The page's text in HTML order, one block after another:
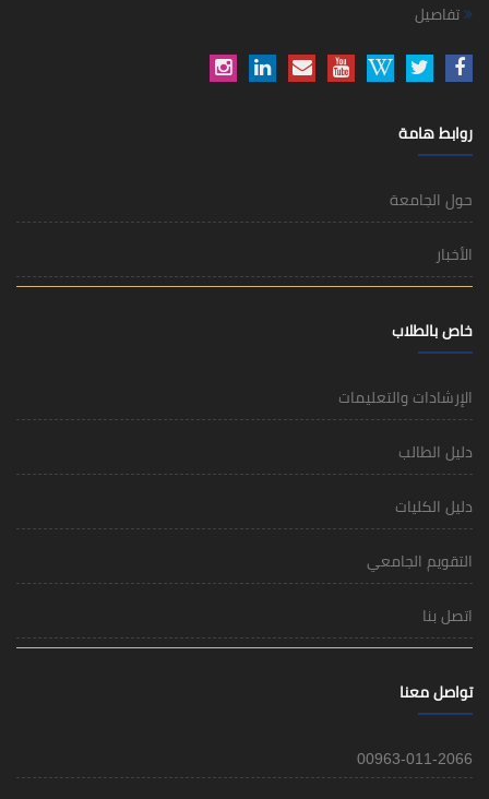
تفاصيل
روابط هامة
حول الجامعة
الأخبار
خاص بالطلاب
الإرشادات والتعليمات
دليل الطالب
دليل الكليات
التقويم الجامعي
اتصل بنا
تواصل معنا
00963-011-2066